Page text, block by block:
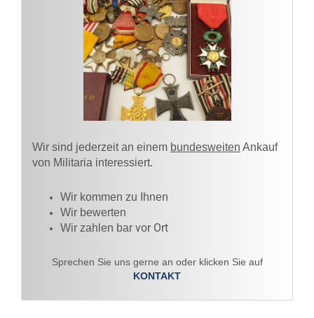
Wir sind jederzeit an einem bundesweiten Ankauf
von Militaria interessiert.
Wir kommen zu Ihnen​
Wir bewerten
Wir zahlen bar vor Ort
Sprechen Sie uns gerne an oder klicken Sie auf
KONTAKT